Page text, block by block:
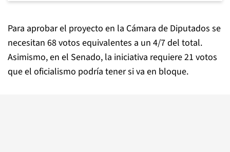
Para aprobar el proyecto en la Cámara de Diputados se
necesitan 68 votos equivalentes a un 4/7 del total.
Asimismo, en el Senado, la iniciativa requiere 21 votos
que el oficialismo podría tener si va en bloque.